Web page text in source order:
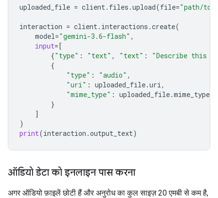
uploaded_file = client . files .upload(file="path/to/
interaction = client . interactions .create(
model="gemini-3.6-flash" ,
input=[
{"type" : "text" , "text" :
"Describe this
{
"type" : "audio" ,
"uri" : uploaded_file.uri ,
"mime_type" : uploaded_file.mime_type
}
]
)
print(interaction .output_text)
ऑडियो डेटा को इनलाइन पास करना
अगर ऑडियो फ़ाइलें छोटी हैं और अनुरोध का कुल साइज़ 20 एमबी से कम है,